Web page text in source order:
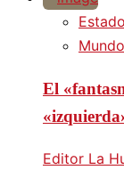
Mundo
El
Editor La